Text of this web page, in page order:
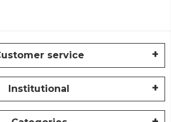
service
Institutional